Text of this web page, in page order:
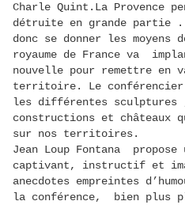
Charle Quint.La Provence
détruite en grande
donc se donner les
royaume de France va
nouvelle pour remettre en
territoire. Le
les différentes sculptures ,
constructions et châteaux
sur nos territoires.
Jean Loup Fontana
captivant, instructif et
anecdotes empreintes
la conférence, bien plus